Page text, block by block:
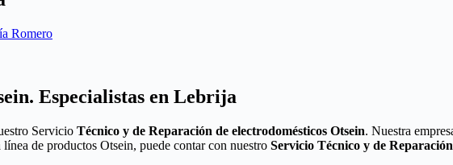
Romero
Especialistas en Lebrija
Servicio Técnico y de Reparación de electrodomésticos Otsein. Nuestra
de productos Otsein, puede contar con nuestro Servicio Técnico y de